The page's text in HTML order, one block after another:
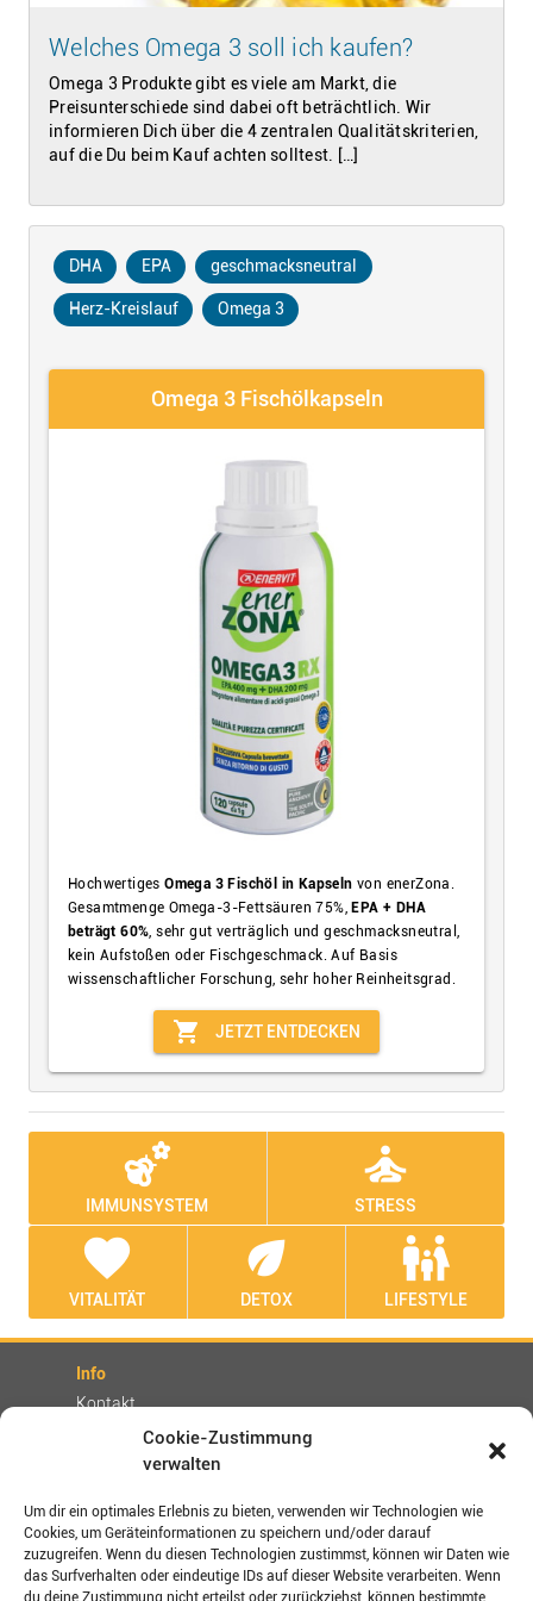
Cookie-Zustimmung
verwalten
Um dir ein optimales Erlebnis zu bieten, verwenden wir Technologien wie
Cookies, um Geräteinformationen zu speichern und/oder darauf
zuzugreifen. Wenn du diesen Technologien zustimmst, können wir Daten wie
das Surfverhalten oder eindeutige IDs auf dieser Website verarbeiten. Wenn
du deine Zustimmung nicht erteilst oder zurückziehst, können bestimmte
Welches Omega 3 soll ich kaufen?
Omega 3 Produkte gibt es viele am Markt, die
Preisunterschiede sind dabei oft beträchtlich. Wir
informieren Dich über die 4 zentralen Qualitätskriterien,
auf die Du beim Kauf achten solltest. […]
DHA EPA geschmacksneutral
Herz-Kreislauf Omega 3
Omega 3 Fischölkapseln
HochwertigesOmega 3 Fischöl in Kapseln von enerZona.
Gesamtmenge Omega-3-Fettsäuren 75%,EPA + DHA
beträgt 60%, sehr gut verträglich und geschmacksneutral,
kein Aufstoßen oder Fischgeschmack. Auf Basis
wissenschaftlicher Forschung, sehr hoher Reinheitsgrad.
shopping_cart JETZT ENTDECKEN
emoji_nature
IMMUNSYSTEM
self_improvement
STRESS
favorite
VITALITÄT
eco
DETOX
family_restroom
LIFESTYLE
Info
Kontakt
Rechtliches
Impressum
AGBs
Datenschutz / Disclaimer
Versand- und Zahlungsbedingungen